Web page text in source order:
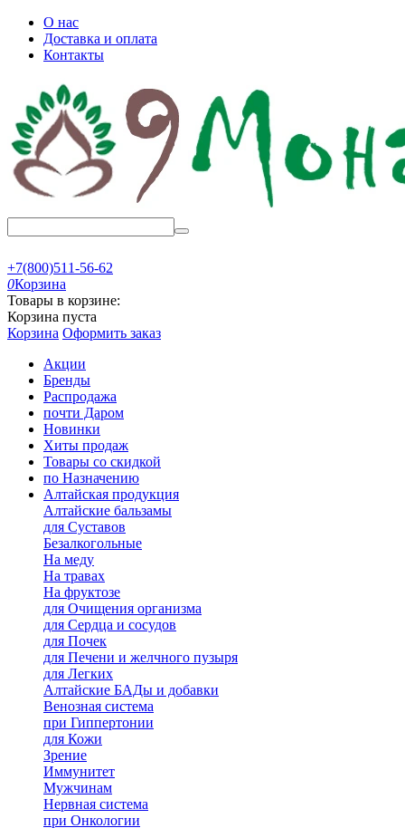
О нас
Доставка и оплата
Контакты
+7(800)511-56-62
0Корзина
Товары в корзине:
Корзина пуста
Корзина Оформить заказ
Акции
Бренды
Распродажа
почти Даром
Новинки
Хиты продаж
Товары со скидкой
по Назначению
Алтайская продукция
Алтайские бальзамы
для Суставов
Безалкогольные
На меду
На травах
На фруктозе
для Очищения организма
для Сердца и сосудов
для Почек
для Печени и желчного пузыря
для Легких
Алтайские БАДы и добавки
Венозная система
при Гиппертонии
для Кожи
Зрение
Иммунитет
Мужчинам
Нервная система
при Онкологии